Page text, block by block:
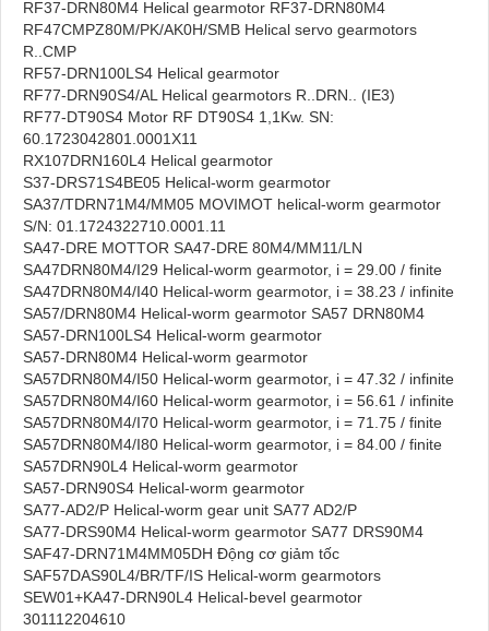
RF37-DRN80M4 Helical gearmotor RF37-DRN80M4
RF47CMPZ80M/PK/AK0H/SMB Helical servo gearmotors
R..CMP
RF57-DRN100LS4 Helical gearmotor
RF77-DRN90S4/AL Helical gearmotors R..DRN.. (IE3)
RF77-DT90S4 Motor RF DT90S4 1,1Kw. SN:
60.1723042801.0001X11
RX107DRN160L4 Helical gearmotor
S37-DRS71S4BE05 Helical-worm gearmotor
SA37/TDRN71M4/MM05 MOVIMOT helical-worm gearmotor
S/N: 01.1724322710.0001.11
SA47-DRE MOTTOR SA47-DRE 80M4/MM11/LN
SA47DRN80M4/I29 Helical-worm gearmotor, i = 29.00 / finite
SA47DRN80M4/I40 Helical-worm gearmotor, i = 38.23 / infinite
SA57/DRN80M4 Helical-worm gearmotor SA57 DRN80M4
SA57-DRN100LS4 Helical-worm gearmotor
SA57-DRN80M4 Helical-worm gearmotor
SA57DRN80M4/I50 Helical-worm gearmotor, i = 47.32 / infinite
SA57DRN80M4/I60 Helical-worm gearmotor, i = 56.61 / infinite
SA57DRN80M4/I70 Helical-worm gearmotor, i = 71.75 / finite
SA57DRN80M4/I80 Helical-worm gearmotor, i = 84.00 / finite
SA57DRN90L4 Helical-worm gearmotor
SA57-DRN90S4 Helical-worm gearmotor
SA77-AD2/P Helical-worm gear unit SA77 AD2/P
SA77-DRS90M4 Helical-worm gearmotor SA77 DRS90M4
SAF47-DRN71M4MM05DH Động cơ giảm tốc
SAF57DAS90L4/BR/TF/IS Helical-worm gearmotors
SEW01+KA47-DRN90L4 Helical-bevel gearmotor
301112204610